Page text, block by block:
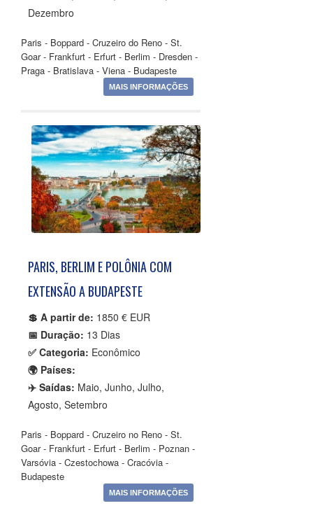
Dezembro
Paris - Boppard - Cruzeiro do Reno - St.
Goar - Frankfurt - Erfurt - Berlim - Dresden -
Praga - Bratislava - Viena - Budapeste
MAIS INFORMAÇÕES
PARIS, BERLIM E POLÔNIA COM
EXTENSÃO A BUDAPESTE
💲 A partir de: 1850 € EUR
📅 Duração: 13 Dias
✅ Categoria: Econômico
🌍 Países:
✈️ Saídas: Maio, Junho, Julho,
Agosto, Setembro
Paris - Boppard - Cruzeiro no Reno - St.
Goar - Frankfurt - Erfurt - Berlim - Poznan -
Varsóvia - Czestochowa - Cracóvia -
Budapeste
MAIS INFORMAÇÕES